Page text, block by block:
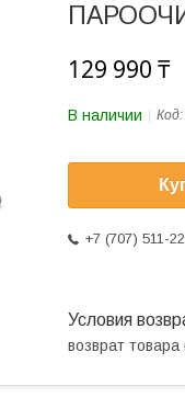
129 990 ₸
В наличии Код:
+7 (707) 511-
возврат